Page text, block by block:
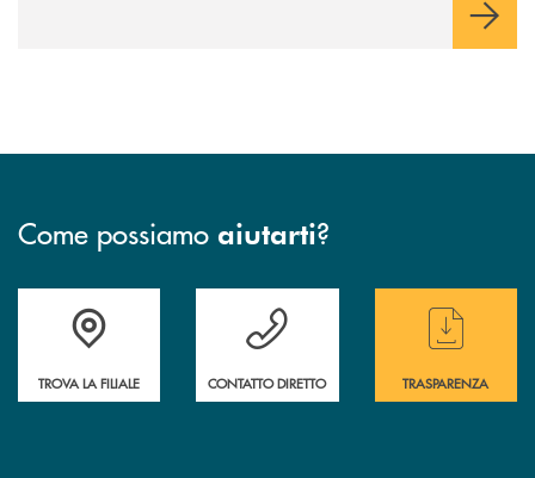
Come possiamo aiutarti?
Accedi all' elenco completo delle filiali
TROVA LA FILIALE
Hai bisogno di assistenza immediata ?
CONTATTO DIRETTO
Hai bisogno di
TRASPARENZA